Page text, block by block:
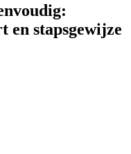
en stapsgewijze